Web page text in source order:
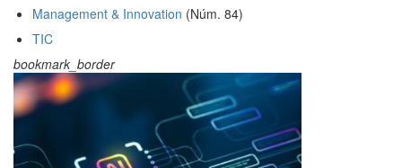
Management & Innovation (Núm. 84)
TIC
bookmark_border